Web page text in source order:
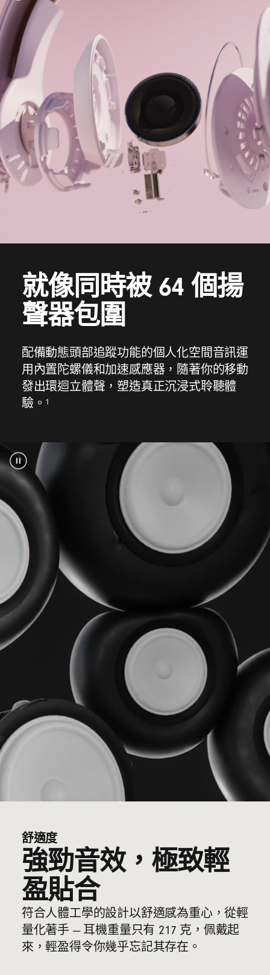
充電一次，聆聽時間長達 50 小時
憑 Fast Fuel 快充技術，只需充電 10 分鐘，即
可獲長達 5 小時的播放時間
以 3.5 毫米音訊連接線聆聽時，完全無需用電
USB-C 通用充電功能
充電式鋰離⼦電池
「b」按鈕可控制音樂和通話
多功能按鈕可控制電源和配對
Beats Solo 4 頭戴式耳機
便攜盒
3.5 毫米類比音訊連接線
快速入門指南
保養服務卡
Beats Solo 4 包裝採用 100% 纖維物料，源自
以可持續方式管理的樹林
就像同時被 64 個揚
聲器包圍
配備動態頭部追蹤功能的個人化空間音訊運
用內置陀螺儀和加速感應器，隨著你的移動
發出環迴立體聲，塑造真正沉浸式聆聽體
驗。 1
舒適度
強勁音效，極致輕
盈貼合
符合人體工學的設計以舒適感為重心，從輕
量化著手 — 耳機重量只有 217 克，佩戴起
來，輕盈得令你幾乎忘記其存在。